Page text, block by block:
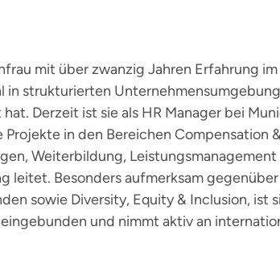
mit über zwanzig Jahren Erfahrung
in strukturierten
Derzeit ist sie als HR Manager bei
in den Bereichen Compensation
Weiterbildung, Leistungsmanagement
leitet. Besonders aufmerksam
sowie Diversity, Equity & Inclusion, ist
und nimmt aktiv an